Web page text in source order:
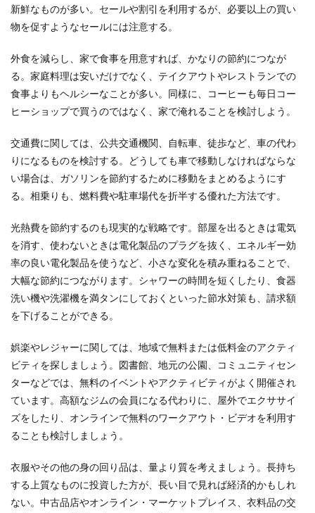
新鮮なものが多い。セールや割引を利用するが、必要以上の買い
物を促すようなセールには注意する。
外食を減らし、家で食事を用意すれば、かなりの節約につなが
る。家庭料理は安いだけでなく、テイクアウトやレストランでの
食事よりもヘルシーなことが多い。同様に、コーヒーも毎日コー
ヒーショップで買うのではなく、家で淹れることを検討しよう。
交通費に関しては、公共交通機関、自転車、徒歩など、車の代わ
りになるものを検討する。どうしても車で移動しなければならな
い場合は、ガソリンを節約するために移動をまとめるようにす
る。相乗りも、燃料費や駐車場代を折半する優れた方法です。
光熱費を節約するのも現実的な戦略です。部屋を出るときは電気
を消す、使わないときは電化製品のプラグを抜く、エネルギー効
率の良い電化製品を使うなど、小さな変化を積み重ねることで、
大幅な節約につながります。シャワーの時間を短くしたり、食器
洗い機や洗濯機を満タンにしておくといった節水対策も、請求額
を下げることができる。
娯楽やレジャーに関しては、地域で無料または低料金のアクティ
ビティを探しましょう。図書館、地元の公園、コミュニティセン
ターなどでは、無料のイベントやアクティビティがよく開催され
ています。高額なジムの会員になる代わりに、屋外でエクササイ
ズをしたり、オンラインで無料のワークアウト・ビデオを利用す
ることも検討しましょう。
衣服やその他の身の回り品は、量より質を考えましょう。長持ち
する上質なものに投資した方が、長い目で見れば経済的かもしれ
ない。中古品店やオンライン・マーケットプレイス、衣料品の交